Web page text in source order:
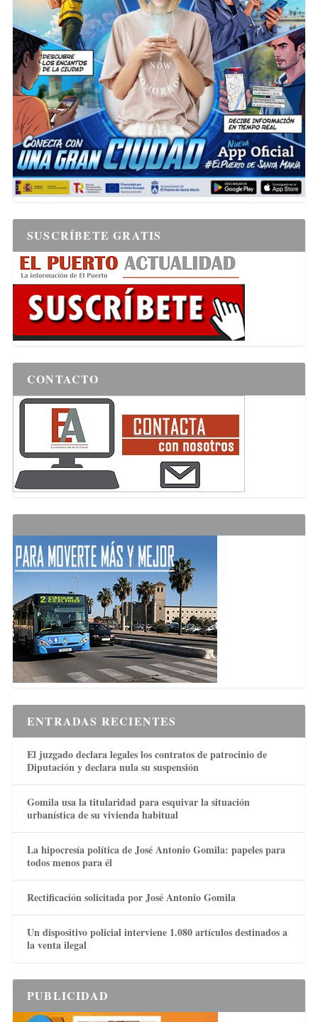
SUSCRÍBETE GRATIS
CONTACTO
ENTRADAS RECIENTES
El juzgado declara legales los contratos de patrocinio de
Diputación y declara nula su suspensión
Gomila usa la titularidad para esquivar la situación
urbanística de su vivienda habitual
La hipocresía política de José Antonio Gomila: papeles para
todos menos para él
Rectificación solicitada por José Antonio Gomila
Un dispositivo policial interviene 1.080 artículos destinados a
la venta ilegal
PUBLICIDAD